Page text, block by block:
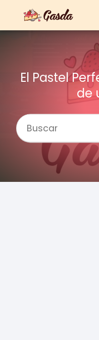
El Pastel
de